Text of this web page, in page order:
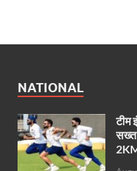
NATIONAL
टीम